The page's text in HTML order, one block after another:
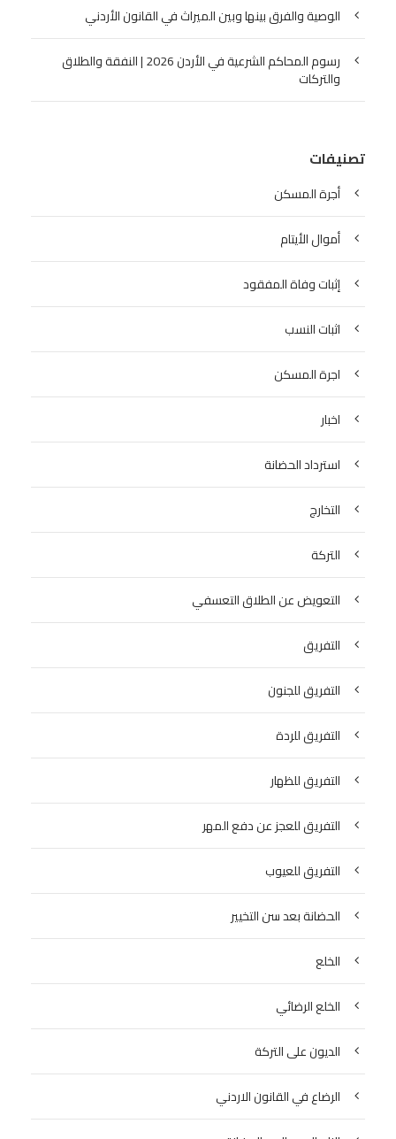
الوصية والفرق بينها وبين الميراث في القانون الأردني
رسوم المحاكم الشرعية في الأردن 2026 | النفقة والطلاق
والتركات
تصنيفات
أجرة المسكن
أموال الأيتام
إثبات وفاة المفقود
اثبات النسب
اجرة المسكن
اخبار
استرداد الحضانة
التخارج
التركة
التعويض عن الطلاق التعسفي
التفريق
التفريق للجنون
التفريق للردة
التفريق للظهار
التفريق للعجز عن دفع المهر
التفريق للعيوب
الحضانة بعد سن التخيير
الخلع
الخلع الرضائي
الديون على التركة
الرضاع في القانون الاردني